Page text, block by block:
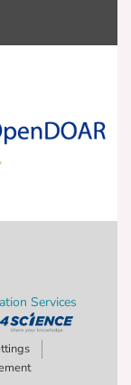
Services